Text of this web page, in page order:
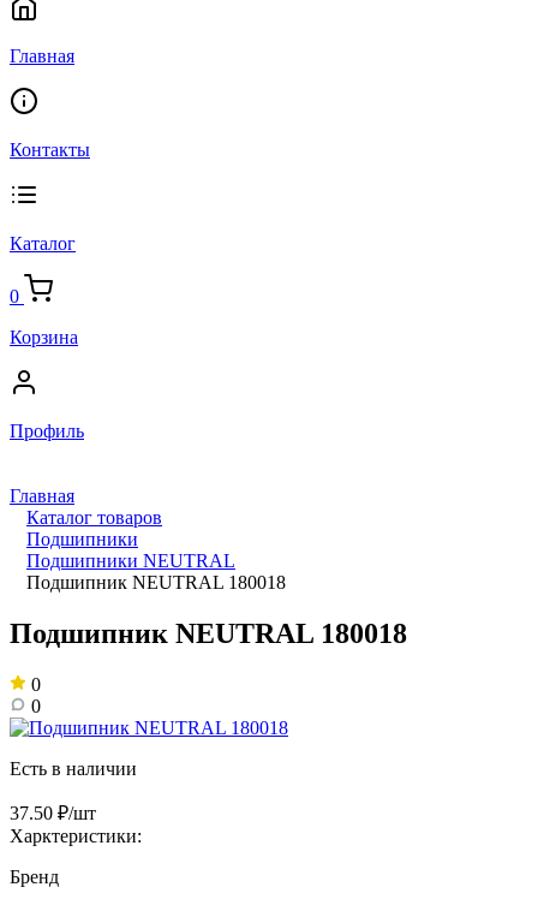
Главная
Контакты
Каталог
0
Корзина
Профиль
Главная
Каталог товаров
Подшипники
Подшипники NEUTRAL
Подшипник NEUTRAL 180018
Подшипник NEUTRAL 180018
0
0
Есть в наличии
37.50 ₽/шт
Харктеристики:
Бренд